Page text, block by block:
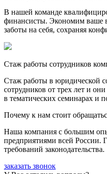
В нашей команде
финансисты. Экономим ваше
заботы на себя, сохраняя
Стаж работы сотрудников
Стаж работы в юридической
сотрудников от трех лет и
в тематических семинарах
Почему к нам стоит
Наша компания с большим
предприятиями всей России.
требований законодательства.
заказать звонок